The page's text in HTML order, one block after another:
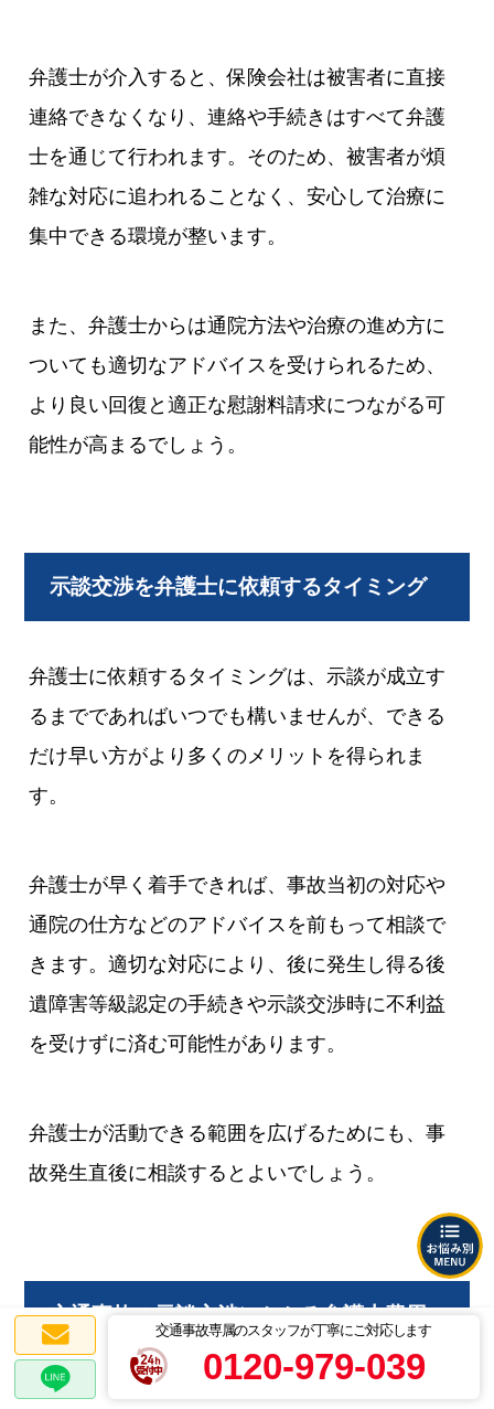
交通事故専属のスタッフが丁寧にご対応します
0120-979-039
弁護士が介入すると、保険会社は被害者に直接
連絡できなくなり、連絡や手続きはすべて弁護
士を通じて行われます。そのため、被害者が煩
雑な対応に追われることなく、安心して治療に
集中できる環境が整います。
また、弁護士からは通院方法や治療の進め方に
ついても適切なアドバイスを受けられるため、
より良い回復と適正な慰謝料請求につながる可
能性が高まるでしょう。
示談交渉を弁護士に依頼するタイミング
弁護士に依頼するタイミングは、示談が成立す
るまでであればいつでも構いませんが、できる
だけ早い方がより多くのメリットを得られま
す。
弁護士が早く着手できれば、事故当初の対応や
通院の仕方などのアドバイスを前もって相談で
きます。適切な対応により、後に発生し得る後
遺障害等級認定の手続きや示談交渉時に不利益
を受けずに済む可能性があります。
弁護士が活動できる範囲を広げるためにも、事
故発生直後に相談するとよいでしょう。
交通事故の示談交渉にかかる弁護士費用
はいくら？